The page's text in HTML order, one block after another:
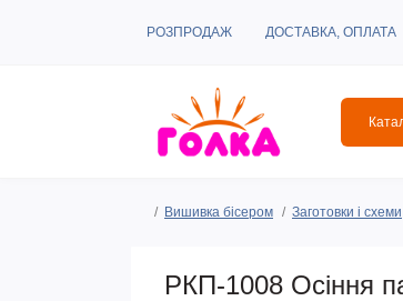
РОЗПРОДАЖ ДОСТАВКА, ОПЛАТА
Вишивка бісером Заготовки і схеми
РКП-1008 Осіння